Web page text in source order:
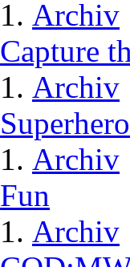
Archiv
Capture
Archiv
Superhero
Archiv
Fun
Archiv